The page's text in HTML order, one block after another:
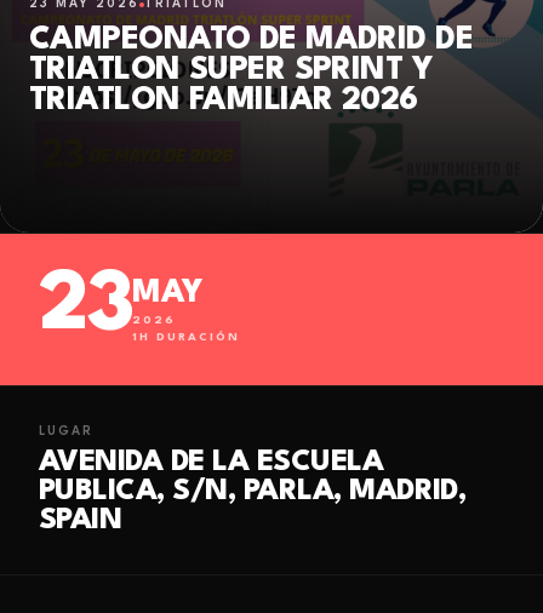
23 MAY 2026 TRIATLÓN
CAMPEONATO DE MADRID DE
TRIATLON SUPER SPRINT Y
TRIATLON FAMILIAR 2026
23MAY
2026
1H DURACIÓN
LUGAR
AVENIDA DE LA ESCUELA
PUBLICA, S/N, PARLA, MADRID,
SPAIN